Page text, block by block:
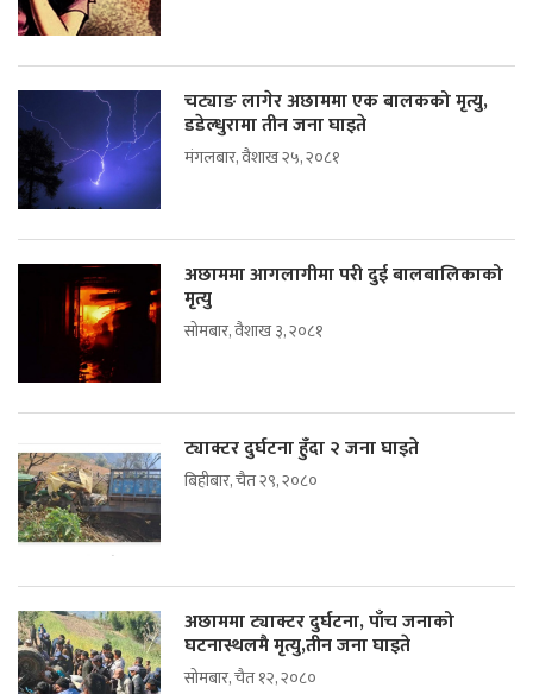
चट्याङ लागेर अछाममा एक बालकको मृत्यु,
डडेल्धुरामा तीन जना घाइते
मंगलबार, वैशाख २५, २०८१
अछाममा आगलागीमा परी दुई बालबालिकाको
मृत्यु
सोमबार, वैशाख ३, २०८१
ट्याक्टर दुर्घटना हुँदा २ जना घाइते
बिहीबार, चैत २९, २०८०
अछाममा ट्याक्टर दुर्घटना, पाँच जनाको
घटनास्थलमै मृत्यु,तीन जना घाइते
सोमबार, चैत १२, २०८०